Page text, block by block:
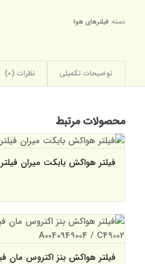
دسته: فیلترهای هوا
توضیحات تکمیلی نظرات (0)
محصولات مرتبط
فیلتر هواکش بابکت میران فیلتر MF1328R